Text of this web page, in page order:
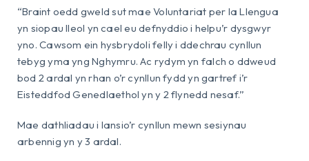
“Braint oedd gweld sut mae Voluntariat per la Llengua
yn siopau lleol yn cael eu defnyddio i helpu’r dysgwyr
yno. Cawsom ein hysbrydoli felly i ddechrau cynllun
tebyg yma yng Nghymru. Ac rydym yn falch o ddweud
bod 2 ardal yn rhan o’r cynllun fydd yn gartref i’r
Eisteddfod Genedlaethol yn y 2 flynedd nesaf.”
Mae dathliadau i lansio’r cynllun mewn sesiynau
arbennig yn y 3 ardal.